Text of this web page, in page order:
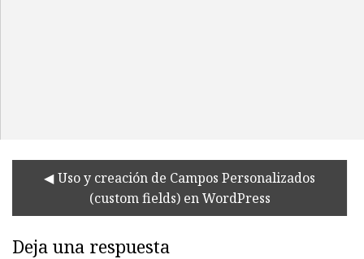
Uso y creación de Campos Personalizados
(custom fields) en WordPress
Deja una respuesta